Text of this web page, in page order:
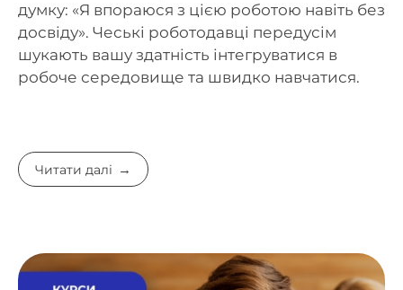
думку: «Я впораюся з цією роботою навіть без
досвіду». Чеські роботодавці передусім
шукають вашу здатність інтегруватися в
робоче середовище та швидко навчатися.
Читати далі